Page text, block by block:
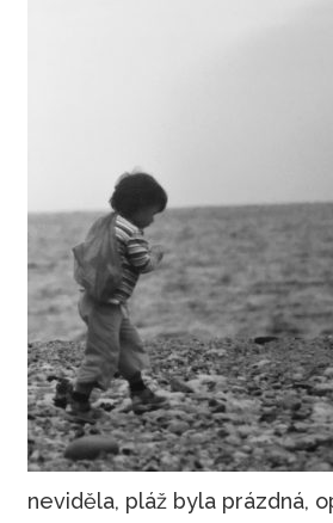
neviděla, pláž byla prázdná,